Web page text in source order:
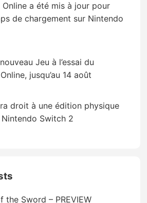
Online a été mis à jour pour
de chargement sur Nintendo
Jeu à l’essai du
jusqu’au 14 août
droit à une édition physique
Switch 2
the Sword – PREVIEW